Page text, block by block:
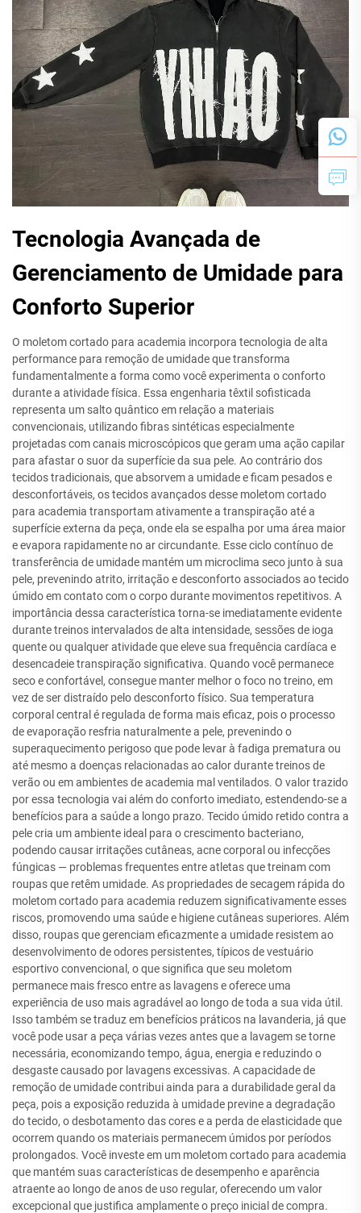
Tecnologia Avançada de
Gerenciamento de Umidade para
Conforto Superior
O moletom cortado para academia incorpora tecnologia de alta
performance para remoção de umidade que transforma
fundamentalmente a forma como você experimenta o conforto
durante a atividade física. Essa engenharia têxtil sofisticada
representa um salto quântico em relação a materiais
convencionais, utilizando fibras sintéticas especialmente
projetadas com canais microscópicos que geram uma ação capilar
para afastar o suor da superfície da sua pele. Ao contrário dos
tecidos tradicionais, que absorvem a umidade e ficam pesados e
desconfortáveis, os tecidos avançados desse moletom cortado
para academia transportam ativamente a transpiração até a
superfície externa da peça, onde ela se espalha por uma área maior
e evapora rapidamente no ar circundante. Esse ciclo contínuo de
transferência de umidade mantém um microclima seco junto à sua
pele, prevenindo atrito, irritação e desconforto associados ao tecido
úmido em contato com o corpo durante movimentos repetitivos. A
importância dessa característica torna-se imediatamente evidente
durante treinos intervalados de alta intensidade, sessões de ioga
quente ou qualquer atividade que eleve sua frequência cardíaca e
desencadeie transpiração significativa. Quando você permanece
seco e confortável, consegue manter melhor o foco no treino, em
vez de ser distraído pelo desconforto físico. Sua temperatura
corporal central é regulada de forma mais eficaz, pois o processo
de evaporação resfria naturalmente a pele, prevenindo o
superaquecimento perigoso que pode levar à fadiga prematura ou
até mesmo a doenças relacionadas ao calor durante treinos de
verão ou em ambientes de academia mal ventilados. O valor trazido
por essa tecnologia vai além do conforto imediato, estendendo-se a
benefícios para a saúde a longo prazo. Tecido úmido retido contra a
pele cria um ambiente ideal para o crescimento bacteriano,
podendo causar irritações cutâneas, acne corporal ou infecções
fúngicas — problemas frequentes entre atletas que treinam com
roupas que retêm umidade. As propriedades de secagem rápida do
moletom cortado para academia reduzem significativamente esses
riscos, promovendo uma saúde e higiene cutâneas superiores. Além
disso, roupas que gerenciam eficazmente a umidade resistem ao
desenvolvimento de odores persistentes, típicos de vestuário
esportivo convencional, o que significa que seu moletom
permanece mais fresco entre as lavagens e oferece uma
experiência de uso mais agradável ao longo de toda a sua vida útil.
Isso também se traduz em benefícios práticos na lavanderia, já que
você pode usar a peça várias vezes antes que a lavagem se torne
necessária, economizando tempo, água, energia e reduzindo o
desgaste causado por lavagens excessivas. A capacidade de
remoção de umidade contribui ainda para a durabilidade geral da
peça, pois a exposição reduzida à umidade previne a degradação
do tecido, o desbotamento das cores e a perda de elasticidade que
ocorrem quando os materiais permanecem úmidos por períodos
prolongados. Você investe em um moletom cortado para academia
que mantém suas características de desempenho e aparência
atraente ao longo de anos de uso regular, oferecendo um valor
excepcional que justifica amplamente o preço inicial de compra.